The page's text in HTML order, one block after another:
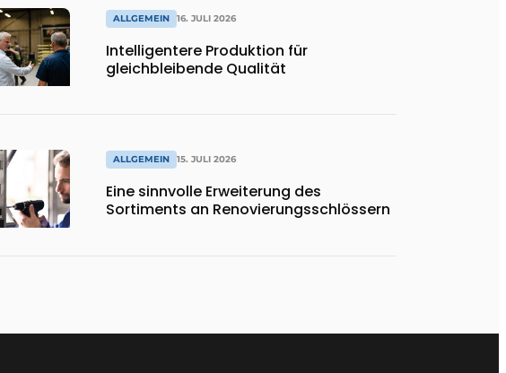
ALLGEMEIN 16. JULI 2026
Intelligentere Produktion für
gleichbleibende Qualität
ALLGEMEIN 15. JULI 2026
Eine sinnvolle Erweiterung des
Sortiments an Renovierungsschlössern